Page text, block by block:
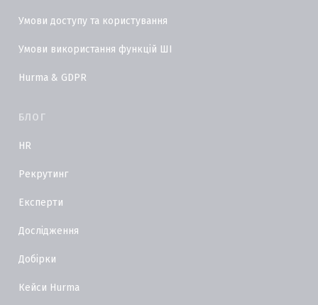
Умови доступу та користування
Умови використання функцій ШІ
Hurma & GDPR
БЛОГ
HR
Рекрутинг
Експерти
Дослідження
Добірки
Кейси Hurma